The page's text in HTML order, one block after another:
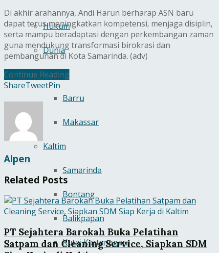
Hukum
Dunia
SulSel
Barru
Makassar
Kaltim
Samarinda
Bontang
Balikpapan
Kutai Kartanegara
Di akhir arahannya, Andi Harun berharap ASN baru
dapat terus meningkatkan kompetensi, menjaga disiplin,
serta mampu beradaptasi dengan perkembangan zaman
guna mendukung transformasi birokrasi dan
pembangunan di Kota Samarinda. (adv)
Continue Reading
ShareTweetPin
Alpen
Related Posts
PT Sejahtera Barokah Buka Pelatihan
Satpam dan Cleaning Service, Siapkan SDM